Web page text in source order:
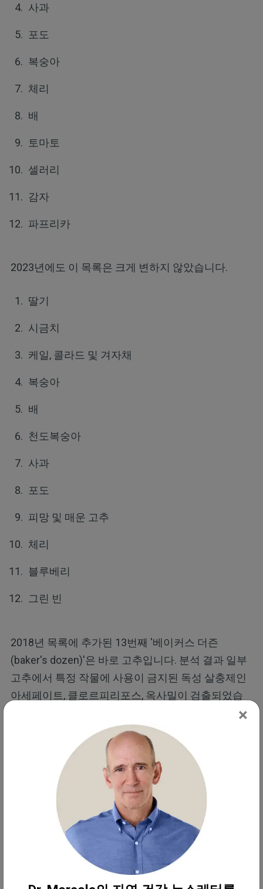
사과
포도
복숭아
체리
배
토마토
셀러리
감자
파프리카
2023년에도 이 목록은 크게 변하지 않았습니다.
딸기
시금치
케일, 콜라드 및 겨자채
복숭아
배
천도복숭아
사과
포도
피망 및 매운 고추
체리
블루베리
그린 빈
2018년 목록에 추가된 13번째 '베이커스 더즌
(baker's dozen)'은 바로 고추입니다. 분석 결과 일부
고추에서 특정 작물에 사용이 금지된 독성 살충제인
아세페이트, 클로르피리포스, 옥사밀이 검출되었습
니다. 이러한 살충제 성분이 잠재적으로 존재할 수 있
기 때문에 EWG는 고추를 자주 먹는다면 유기농 고추
를 구입하거나, 유기농 고추를 구할 수 없는 경우 조
리하면 잔류 살충제를 줄이는 데 도움이 될 수 있으므
로 최소한 먼저 조리할 것을 권장합니다.
참고로, '가장 더러운' 상위 6개 농산물( 딸기
, 천도복숭아, 체리, 사과) 샘플의 98% 이상에
서 적어도 한 가지 이상의 농약이 검출되었으며, 시금
치는 다른 작물보다 무게 기준으로 잔류 농약이 1.8배
×